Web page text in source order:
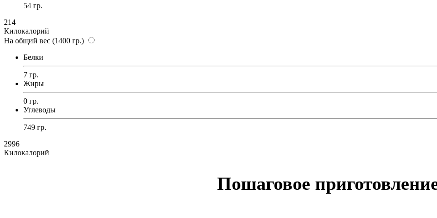
54 гр.
214
Килокалорий
На общий вес (1400 гр.)
Белки
7 гр.
Жиры
0 гр.
Углеводы
749 гр.
2996
Килокалорий
Пошаговое